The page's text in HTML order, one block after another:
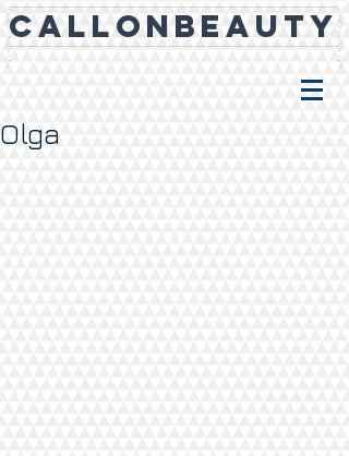
CALLONBEAUTY
Olga